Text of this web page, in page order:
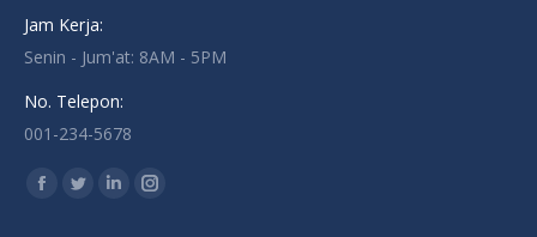
Jam Kerja:
Senin - Jum'at: 8AM - 5PM
No. Telepon:
001-234-5678
Find us on:
Facebook
TwitterLinkedinInstagram